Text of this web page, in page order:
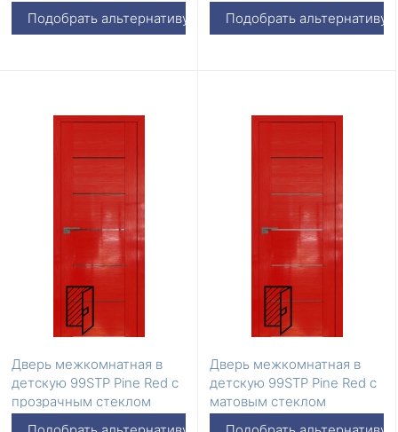
Подобрать альтернативу
Подобрать альтернативу
Дверь межкомнатная в
детскую 99STP Pine Red с
прозрачным стеклом
Дверь межкомнатная в
детскую 99STP Pine Red с
матовым стеклом